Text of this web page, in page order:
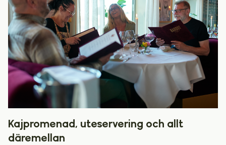
Kajpromenad, uteservering och allt
däremellan